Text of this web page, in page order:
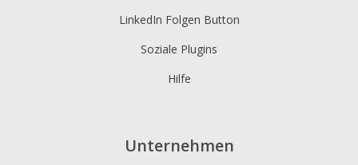
LinkedIn Folgen Button
Soziale Plugins
Hilfe
Unternehmen